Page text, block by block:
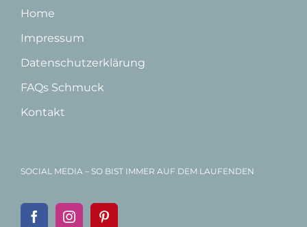
Home
Impressum
Datenschutzerklärung
FAQs Schmuck
Kontakt
SOCIAL MEDIA – SO BIST IMMER AUF DEM LAUFENDEN